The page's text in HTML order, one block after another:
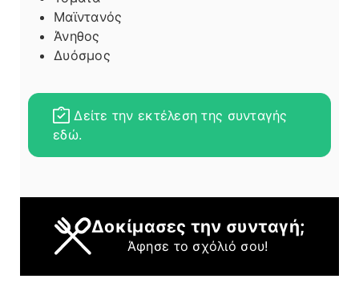
Μαϊντανός
Άνηθος
Δυόσμος
Δείτε την εκτέλεση της συνταγής
εδώ.
Δοκίμασες την συνταγή;
Άφησε το σχόλιό σου!